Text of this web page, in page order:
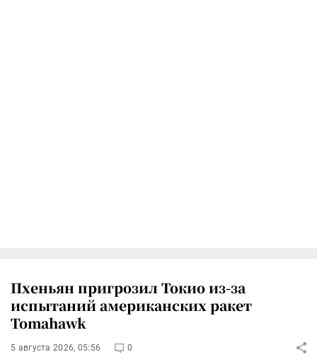
Пхеньян пригрозил Токио из-за
испытаний американских ракет
Tomahawk
5 августа 2026, 05:56 0